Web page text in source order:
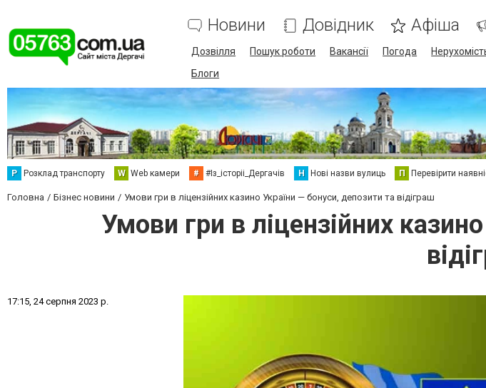
Новини Довідник Афіша
Дозвілля Пошук роботи Вакансії Погода
Блоги
Р Розклад транспорту W Web камери # #Із_історіі_Дергачів Н Нові назви вулиць П Перевірити
Головна Бізнес новини Умови гри в ліцензійних казино України — бонуси, депозити та відіграш
Умови гри в ліцензійних
17:1 5, 24серпня 2023 р.